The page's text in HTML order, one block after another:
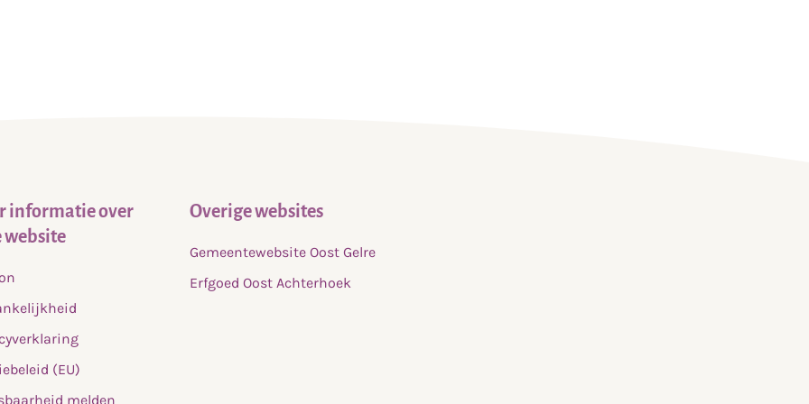
informatie over
website
(EU)
melden
Overige websites
Gemeentewebsite Oost Gelre
Erfgoed Oost Achterhoek